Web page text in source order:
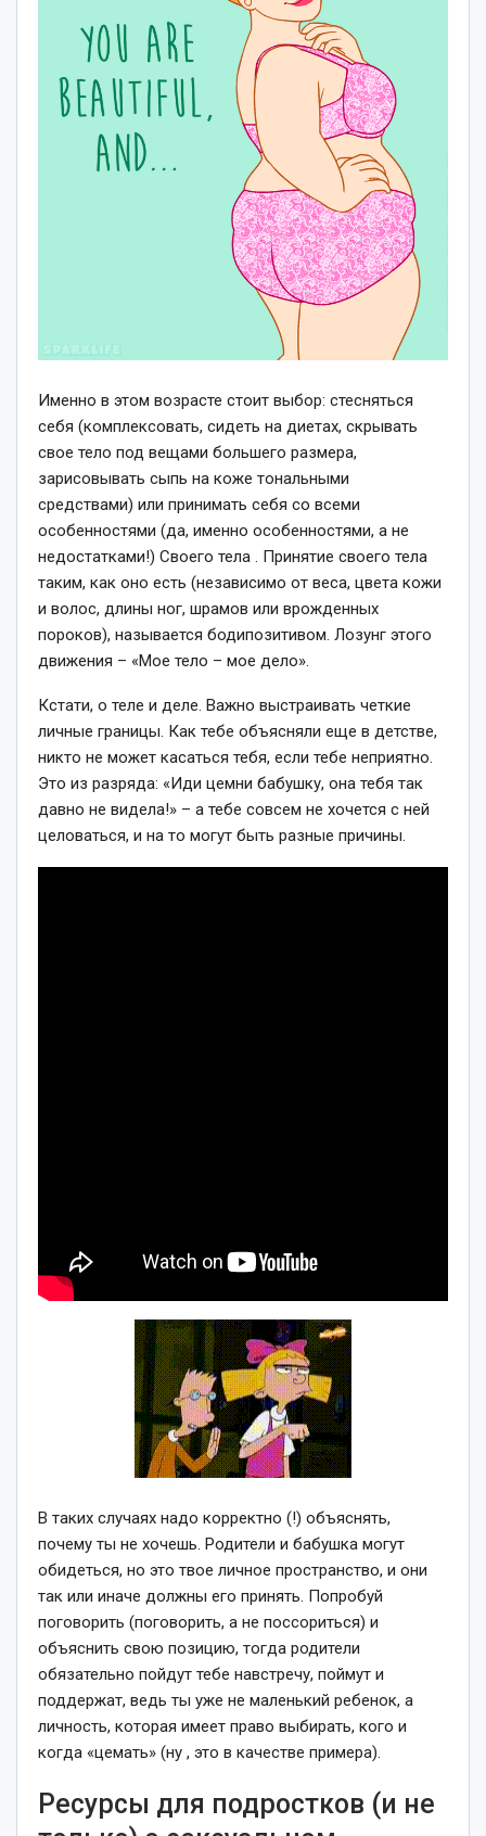
Именно в этом возрасте стоит выбор: стесняться
себя (комплексовать, сидеть на диетах, скрывать
свое тело под вещами большего размера,
зарисовывать сыпь на коже тональными
средствами) или принимать себя со всеми
особенностями (да, именно особенностями, а не
недостатками!) Своего тела . Принятие своего тела
таким, как оно есть (независимо от веса, цвета кожи
и волос, длины ног, шрамов или врожденных
пороков), называется бодипозитивом. Лозунг этого
движения – «Мое тело – мое дело».
Кстати, о теле и деле. Важно выстраивать четкие
личные границы. Как тебе объясняли еще в детстве,
никто не может касаться тебя, если тебе неприятно.
Это из разряда: «Иди цемни бабушку, она тебя так
давно не видела!» – а тебе совсем не хочется с ней
целоваться, и на то могут быть разные причины.
В таких случаях надо корректно (!) объяснять,
почему ты не хочешь. Родители и бабушка могут
обидеться, но это твое личное пространство, и они
так или иначе должны его принять. Попробуй
поговорить (поговорить, а не поссориться) и
объяснить свою позицию, тогда родители
обязательно пойдут тебе навстречу, поймут и
поддержат, ведь ты уже не маленький ребенок, а
личность, которая имеет право выбирать, кого и
когда «цемать» (ну , это в качестве примера).
Ресурсы для подростков (и не